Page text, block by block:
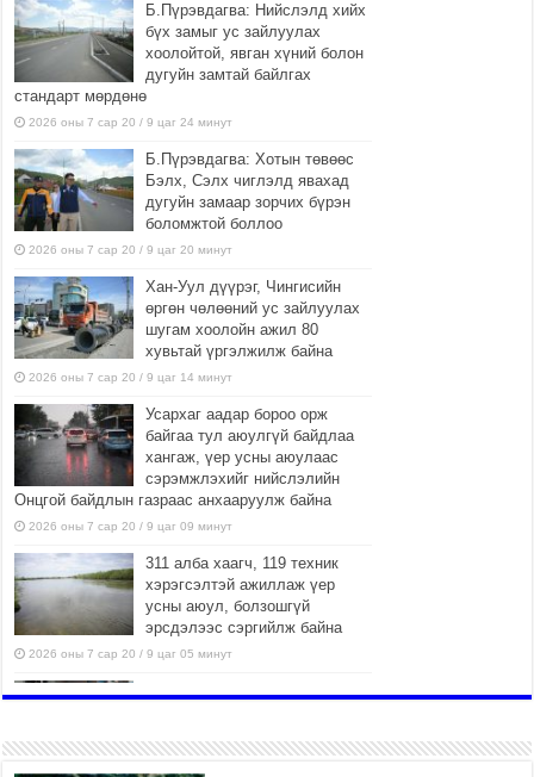
Б.Пүрэвдагва: Нийслэлд хийх
бүх замыг ус зайлуулах
хоолойтой, явган хүний болон
дугуйн замтай байлгах
стандарт мөрдөнө
2026 оны 7 сар 20 / 9 цаг 24 минут
Б.Пүрэвдагва: Хотын төвөөс
Бэлх, Сэлх чиглэлд явахад
дугуйн замаар зорчих бүрэн
боломжтой боллоо
2026 оны 7 сар 20 / 9 цаг 20 минут
Хан-Уул дүүрэг, Чингисийн
өргөн чөлөөний ус зайлуулах
шугам хоолойн ажил 80
хувьтай үргэлжилж байна
2026 оны 7 сар 20 / 9 цаг 14 минут
Усархаг аадар бороо орж
байгаа тул аюулгүй байдлаа
хангаж, үер усны аюулаас
сэрэмжлэхийг нийслэлийн
Онцгой байдлын газраас анхааруулж байна
2026 оны 7 сар 20 / 9 цаг 09 минут
311 алба хаагч, 119 техник
хэрэгсэлтэй ажиллаж үер
усны аюул, болзошгүй
эрсдэлээс сэргийлж байна
2026 оны 7 сар 20 / 9 цаг 05 минут
Аяллаа зөв төлөвлөхийг
2026 оны 7 сар 16 / 11 цаг 50 минут